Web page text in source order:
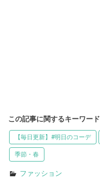
この記事に関するキーワード
【毎日更新】#明日のコーデ
季節・春
ファッション